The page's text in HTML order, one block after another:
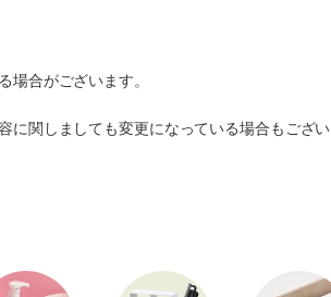
合がございます。
関しましても変更になっている場合もござ